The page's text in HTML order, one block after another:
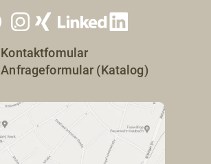
Kontaktfomular
Anfrageformular (Katalog)